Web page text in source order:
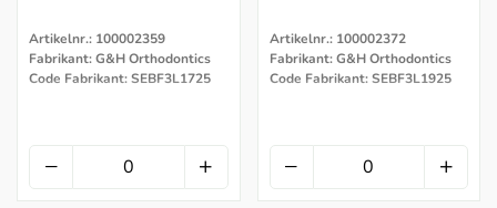
Artikelnr.: 100002359
Fabrikant: G&H Orthodontics
Code Fabrikant: SEBF3L1725
Artikelnr.: 100002372
Fabrikant: G&H Orthodontics
Code Fabrikant: SEBF3L1925